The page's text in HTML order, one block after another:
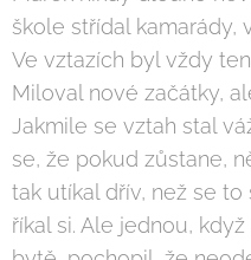
škole střídal kamarády,
Ve vztazích byl vždy
Miloval nové začátky,
Jakmile se vztah stal
se, že pokud zůstane,
tak utíkal dřív, než se to
říkal si. Ale jednou,